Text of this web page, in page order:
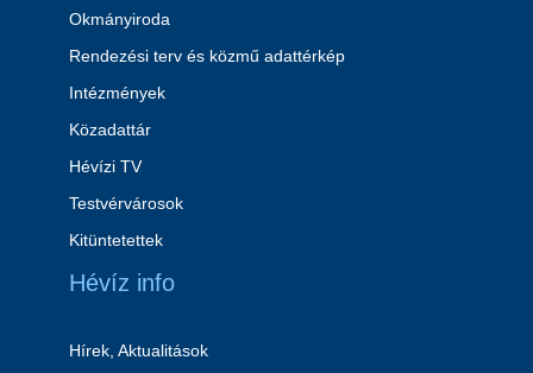
Okmányiroda
Rendezési terv és közmű adattérkép
Intézmények
Közadattár
Hévízi TV
Testvérvárosok
Kitüntetettek
Hévíz info
Hírek, Aktualitások